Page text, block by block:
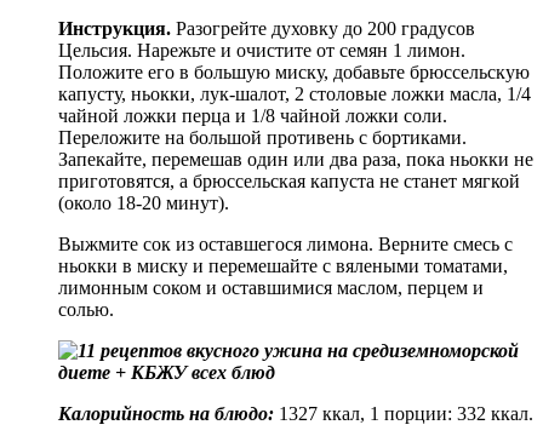
Инструкция. Разогрейте духовку до 200 градусов
Цельсия. Нарежьте и очистите от семян 1 лимон.
Положите его в большую миску, добавьте брюссельскую
капусту, ньокки, лук-шалот, 2 столовые ложки масла, 1/4
чайной ложки перца и 1/8 чайной ложки соли.
Переложите на большой противень с бортиками.
Запекайте, перемешав один или два раза, пока ньокки не
приготовятся, а брюссельская капуста не станет мягкой
(около 18-20 минут).
Выжмите сок из оставшегося лимона. Верните смесь с
ньокки в миску и перемешайте с вялеными томатами,
лимонным соком и оставшимися маслом, перцем и
солью.
Калорийность на блюдо: 1327 ккал, 1 порции: 332 ккал.